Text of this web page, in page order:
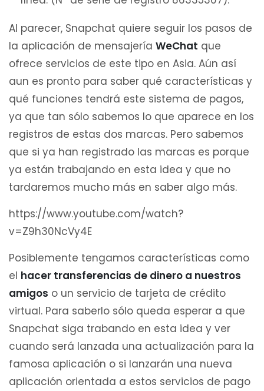
Al parecer, Snapchat quiere seguir los pasos de
la aplicación de mensajería WeChat que
ofrece servicios de este tipo en Asia. Aún así
aun es pronto para saber qué características y
qué funciones tendrá este sistema de pagos,
ya que tan sólo sabemos lo que aparece en los
registros de estas dos marcas. Pero sabemos
que si ya han registrado las marcas es porque
ya están trabajando en esta idea y que no
tardaremos mucho más en saber algo más.
https://www.youtube.com/watch?
v=Z9h30NcVy4E
Posiblemente tengamos características como
el hacer transferencias de dinero a nuestros
amigos o un servicio de tarjeta de crédito
virtual. Para saberlo sólo queda esperar a que
Snapchat siga trabando en esta idea y ver
cuando será lanzada una actualización para la
famosa aplicación o si lanzarán una nueva
aplicación orientada a estos servicios de pago